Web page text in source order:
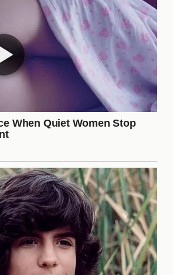
significativos puede
financieras severas para el
en ingresos puede limitar
para realizar fichajes, invertir
y mantener a sus jugadores
exige una estrategia clara
confianza de los patrocinadores y
de los Expertos
han expresado su
la situación actual del Sevilla FC.
que la permanencia de
un alivio, pero advierten que la
es un signo de problemas